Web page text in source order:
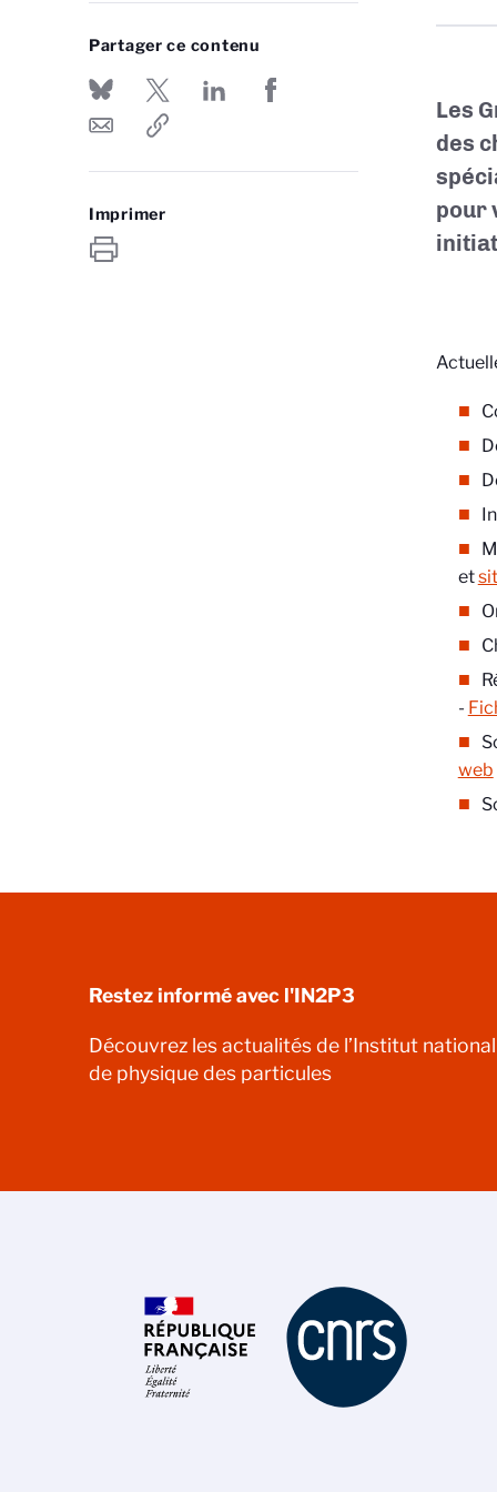
Partager ce contenu
Imprimer
Les
des
pour
et
-
web
Restez informé avec l'IN2P3
Découvrez les actualités de l’Institut
de physique des particules